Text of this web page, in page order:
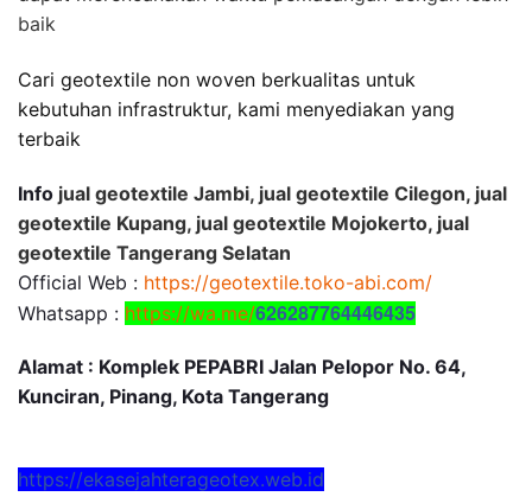
baik
Cari geotextile non woven berkualitas untuk
kebutuhan infrastruktur, kami menyediakan yang
terbaik
Info jual geotextile Jambi, jual geotextile Cilegon, jual
geotextile Kupang, jual geotextile Mojokerto, jual
geotextile Tangerang Selatan
Official Web : https://geotextile.toko-abi.com/
Whatsapp : https://wa.me/626287764446435
Alamat : Komplek PEPABRI Jalan Pelopor No. 64,
Kunciran, Pinang, Kota Tangerang
https://ekasejahterageotex.web.id